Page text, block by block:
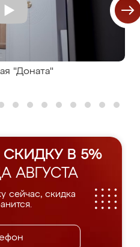
"Доната"
В 5%
АВГУСТА
сейчас, скидка